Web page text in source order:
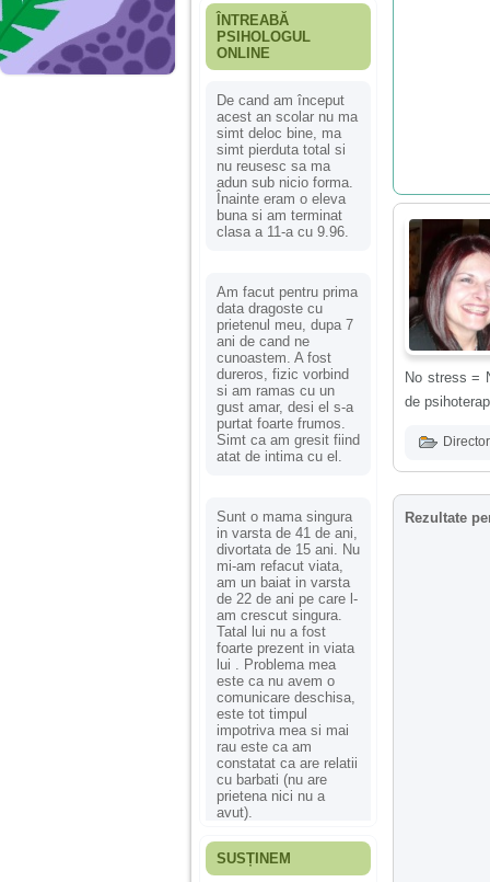
ÎNTREABĂ
PSIHOLOGUL
ONLINE
De cand am început
acest an scolar nu ma
simt deloc bine, ma
simt pierduta total si
nu reusesc sa ma
adun sub nicio forma.
Înainte eram o eleva
buna si am terminat
clasa a 11-a cu 9.96.
Am facut pentru prima
data dragoste cu
prietenul meu, dupa 7
ani de cand ne
cunoastem. A fost
dureros, fizic vorbind
si am ramas cu un
gust amar, desi el s-a
purtat foarte frumos.
Simt ca am gresit fiind
atat de intima cu el.
Sunt o mama singura
in varsta de 41 de ani,
divortata de 15 ani. Nu
mi-am refacut viata,
am un baiat in varsta
de 22 de ani pe care l-
am crescut singura.
Tatal lui nu a fost
foarte prezent in viata
lui . Problema mea
este ca nu avem o
comunicare deschisa,
este tot timpul
impotriva mea si mai
rau este ca am
constatat ca are relatii
cu barbati (nu are
prietena nici nu a
avut).
Fiica mea s-a nascut
SUSȚINEM
No stress =
de
Rezultate